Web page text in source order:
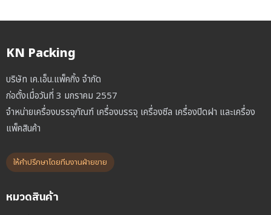
KN Packing
บริษัท เค.เอ็น.แพ็คกิ้ง จำกัด
ก่อตั้งเมื่อวันที่ 3 มกราคม 2557
จำหน่ายเครื่องบรรจุภัณฑ์ เครื่องบรรจุ เครื่องซีล เครื่องปิดฝา และเครื่อง
แพ็คสินค้า
ให้คำปรึกษาโดยทีมงานฝ่ายขาย
หมวดสินค้า